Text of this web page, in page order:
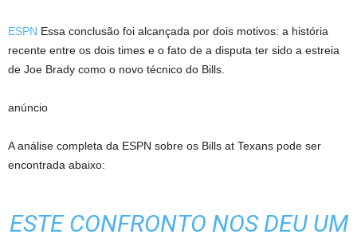
ESPN Essa conclusão foi alcançada por dois motivos: a história
recente entre os dois times e o fato de a disputa ter sido a estreia
de Joe Brady como o novo técnico do Bills.
anúncio
A análise completa da ESPN sobre os Bills at Texans pode ser
encontrada abaixo:
ESTE CONFRONTO NOS DEU UM